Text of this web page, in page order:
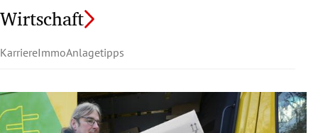
Wirtschaft
KarriereImmoAnlagetipps